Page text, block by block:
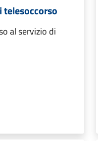
telesoccorso
al servizio di